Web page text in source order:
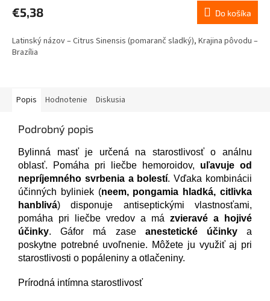
produktu
je
z
5
€5,38 Do košíka
Latinský názov – Citrus Sinensis (pomaranč sladký), Krajina pôvodu –
Brazília
Popis Hodnotenie Diskusia
Podrobný popis
Bylinná masť je určená na starostlivosť o análnu
oblasť. Pomáha pri liečbe hemoroidov, uľavuje od
nepríjemného svrbenia a bolestí. Vďaka kombinácii
účinných byliniek (neem, pongamia hladká, citlivka
hanblivá) disponuje antiseptickými vlastnosťami,
pomáha pri liečbe vredov a má zvieravé a hojivé
účinky. Gáfor má zase anestetické účinkya
poskytne potrebné uvoľnenie. Môžete ju využiť aj pri
starostlivosti o popáleniny a otlačeniny.
Prírodná intímna starostlivosť